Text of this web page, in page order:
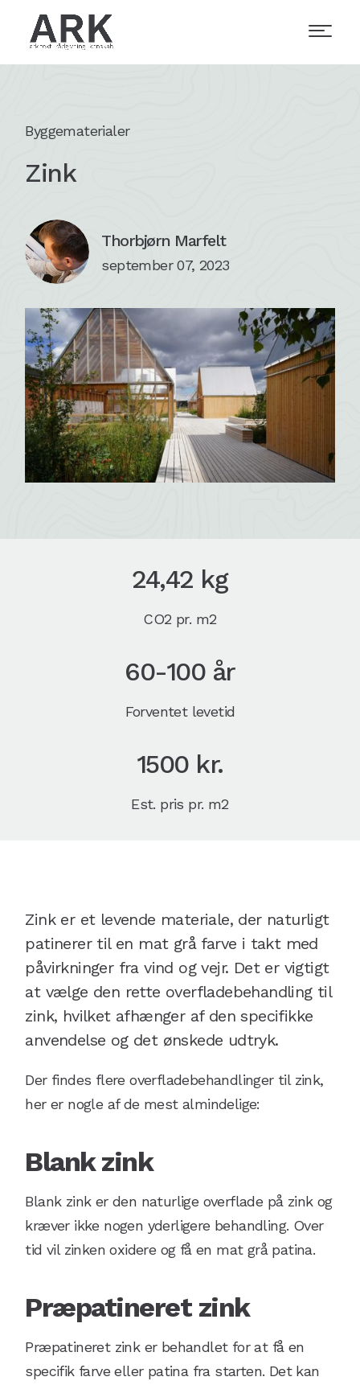
Byggematerialer
Zink
Thorbjørn Marfelt
september 07, 2023
24,42 kg
CO2 pr. m2
60-100 år
Forventet levetid
1500 kr.
Est. pris pr. m2
Zink er et levende materiale, der naturligt
patinerer til en mat grå farve i takt med
påvirkninger fra vind og vejr. Det er vigtigt
at vælge den rette overfladebehandling til
zink, hvilket afhænger af den specifikke
anvendelse og det ønskede udtryk.
Der findes flere overfladebehandlinger til zink,
her er nogle af de mest almindelige:
Blank zink
Blank zink er den naturlige overflade på zink og
kræver ikke nogen yderligere behandling. Over
tid vil zinken oxidere og få en mat grå patina.
Præpatineret zink
Præpatineret zink er behandlet for at få en
specifik farve eller patina fra starten. Det kan